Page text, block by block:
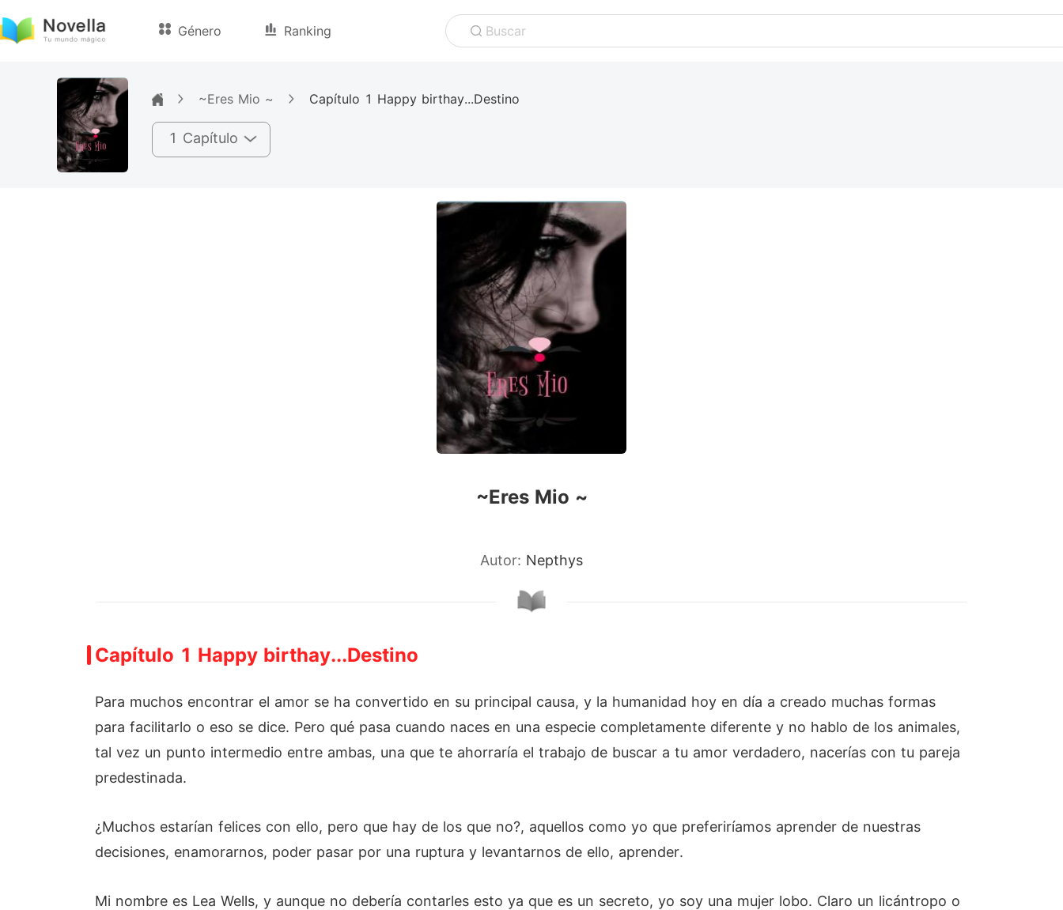
Género Ranking Buscar
~Eres Mio ~ Capítulo 1 Happy birthay...Destino
1 Capítulo
~Eres Mio ~
Autor: Nepthys
Capítulo 1 Happy birthay...Destino
Para muchos encontrar el amor se ha convertido en su principal causa, y la humanidad hoy en día a creado muchas formas
para facilitarlo o eso se dice. Pero qué pasa cuando naces en una especie completamente diferente y no hablo de los animales,
tal vez un punto intermedio entre ambas, una que te ahorraría el trabajo de buscar a tu amor verdadero, nacerías con tu pareja
predestinada.
¿Muchos estarían felices con ello, pero que hay de los que no?, aquellos como yo que preferiríamos aprender de nuestras
decisiones, enamorarnos, poder pasar por una ruptura y levantarnos de ello, aprender.
Mi nombre es Lea Wells, y aunque no debería contarles esto ya que es un secreto, yo soy una mujer lobo. Claro un licántropo o